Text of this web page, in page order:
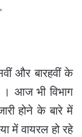
और बारहवीं के
। आज भी विभाग
होने के बारे में
में वायरल हो रहे